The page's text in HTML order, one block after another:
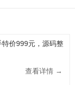
价999元，源码整
查看详情 →